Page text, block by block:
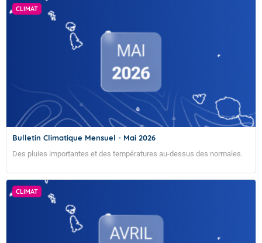
CLIMAT
Bulletin Climatique Mensuel - Mai 2026
Des pluies importantes et des températures au-dessus des normales.
CLIMAT